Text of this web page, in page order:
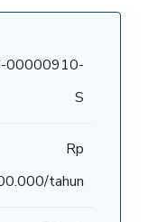
00000910-
S
Rp
tahun